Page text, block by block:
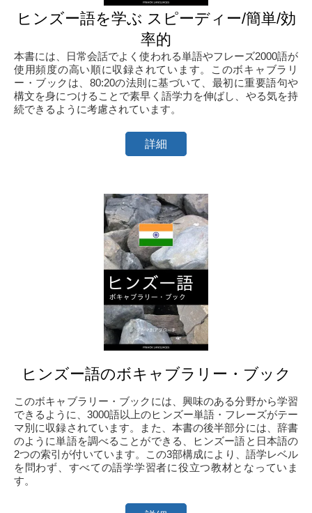
ヒンズー語を学ぶ スピーディー/簡単/効
率的
本書には、日常会話でよく使われる単語やフレーズ2000語が
使用頻度の高い順に収録されています。このボキャブラリ
ー・ブックは、80:20の法則に基づいて、最初に重要語句や
構文を身につけることで素早く語学力を伸ばし、やる気を持
続できるように考慮されています。
詳細
ヒンズー語のボキャブラリー・ブック
このボキャブラリー・ブックには、興味のある分野から学習
できるように、3000語以上のヒンズー単語・フレーズがテー
マ別に収録されています。また、本書の後半部分には、辞書
のように単語を調べることができる、ヒンズー語と日本語の
2つの索引が付いています。この3部構成により、語学レベル
を問わず、すべての語学学習者に役立つ教材となっていま
す。